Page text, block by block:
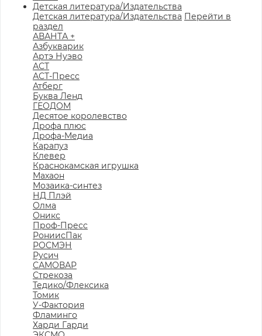
Детская литература/Издательства
Детская литература/Издательства Перейти в
раздел
АВАНТА +
Азбукварик
Артэ Нуэво
АСТ
АСТ-Пресс
Атберг
Буква Ленд
ГЕОДОМ
Десятое королевство
Дрофа плюс
Дрофа-Медиа
Карапуз
Клевер
Краснокамская игрушка
Махаон
Мозаика-синтез
НД Плэй
Олма
Оникс
Проф-Пресс
РониисПак
РОСМЭН
Русич
САМОВАР
Стрекоза
Тедико/Флексика
Томик
У-Фактория
Фламинго
Харди Гарди